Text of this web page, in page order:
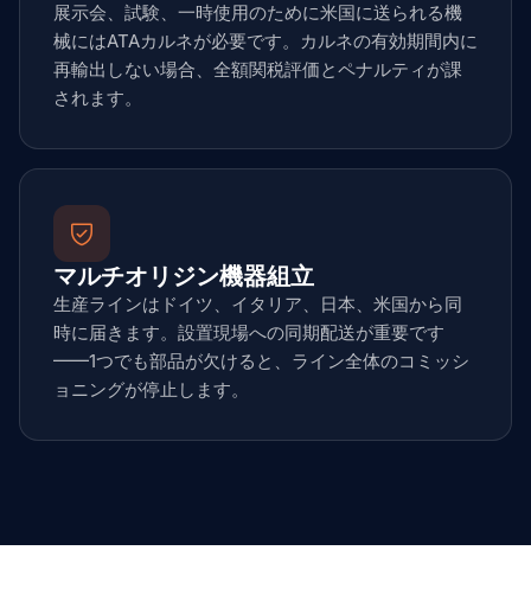
展示会、試験、一時使用のために米国に送られる機
械にはATAカルネが必要です。カルネの有効期間内に
再輸出しない場合、全額関税評価とペナルティが課
されます。
マルチオリジン機器組立
生産ラインはドイツ、イタリア、日本、米国から同
時に届きます。設置現場への同期配送が重要です
——1つでも部品が欠けると、ライン全体のコミッシ
ョニングが停止します。